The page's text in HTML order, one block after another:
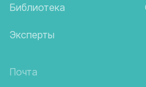
Почта
Библиотека
Эксперты